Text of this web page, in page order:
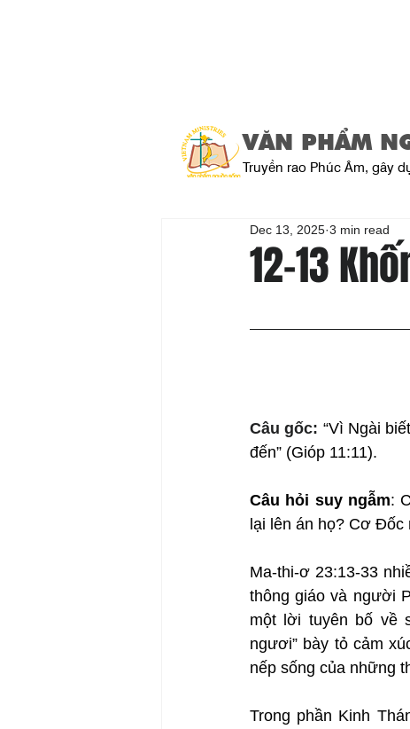
VĂN PHẨM
Truyền rao Phúc Âm, gây
12-13
Dec 13, 2025 3 min read
Câu gốc: “Vì Ngài
đến” (Gióp 11:11).
Câu hỏi suy ngẫm:
lại lên án họ? Cơ Đốc
Ma-thi-ơ 23:13-33
thông giáo và người
một lời tuyên bố về
ngươi” bày tỏ cảm
nếp sống của những
Trong phần Kinh